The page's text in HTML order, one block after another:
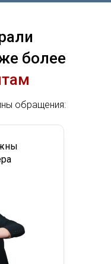
более
обращения: